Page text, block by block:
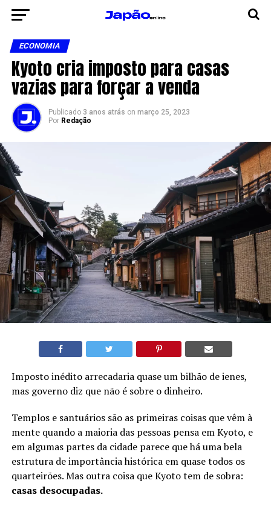
ECONOMIA
Kyoto cria imposto para casas
vazias para forçar a venda
Publicado 3 anos atrás on março 25, 2023
Por Redação
Imposto inédito arrecadaria quase um bilhão de ienes,
mas governo diz que não é sobre o dinheiro.
Templos e santuários são as primeiras coisas que vêm à
mente quando a maioria das pessoas pensa em Kyoto, e
em algumas partes da cidade parece que há uma bela
estrutura de importância histórica em quase todos os
quarteirões. Mas outra coisa que Kyoto tem de sobra:
casas desocupadas.